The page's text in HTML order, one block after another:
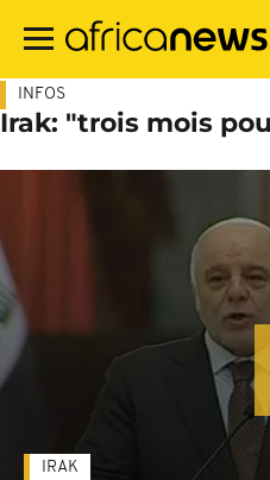
contenu
INFOS
Irak: "trois mois
IRAK